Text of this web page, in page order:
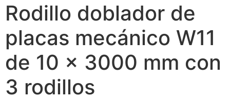
Rodillo doblador de
placas mecánico W11
de 10 x 3000 mm con
3 rodillos